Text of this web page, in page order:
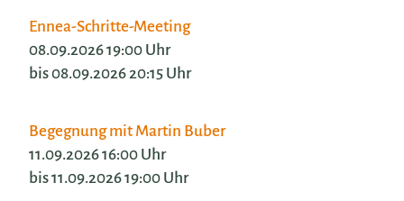
Ennea-Schritte-Meeting
08.09.2026 19:00 Uhr
bis 08.09.2026 20:15 Uhr
Begegnung mit Martin Buber
11.09.2026 16:00 Uhr
bis 11.09.2026 19:00 Uhr